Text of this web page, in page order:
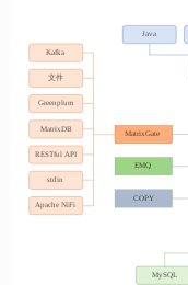
MatrixGate
COPY
EMQ
MySQL
Kafka
文件
Greenplum
MatrixDB
RESTful API
stdin
Apache NiFi
Java